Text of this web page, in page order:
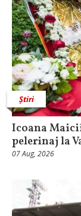
Știri
Icoana
pelerinaj la
07 Aug, 2026